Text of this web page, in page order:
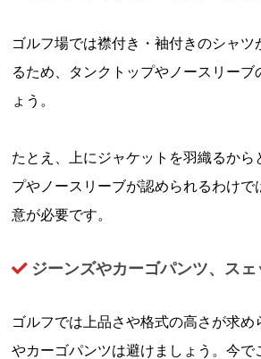
ゴルフ場では襟付き・袖付きのシャツ
るため、タンクトップやノースリーブ
ょう。
たとえ、上にジャケットを羽織るから
プやノースリーブが認められるわけで
意が必要です。
ジーンズやカーゴパンツ、ス
ゴルフでは上品さや格式の高さが求め
やカーゴパンツは避けましょう。今で